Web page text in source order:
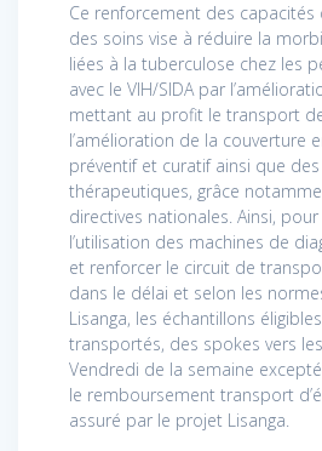
Ce renforcement des
des soins vise à réduire la
liées à la tuberculose chez les
avec le VIH/SIDA par
mettant au profit le transport
l’amélioration de la couverture
préventif et curatif ainsi que des
thérapeutiques, grâce
directives nationales. Ainsi,
l’utilisation des machines de
et renforcer le circuit de
dans le délai et selon les
Lisanga, les échantillons
transportés, des spokes vers
Vendredi de la semaine
le remboursement transport
assuré par le projet Lisanga.